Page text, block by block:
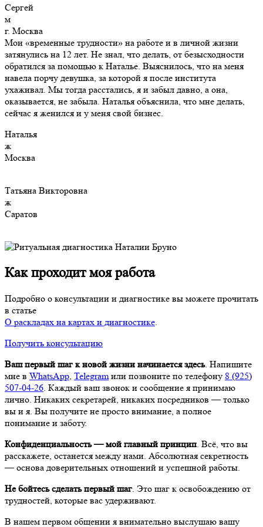
Сергей
м
г. Москва
Мои «временные трудности» на работе и в личной жизни
затянулись на 12 лет. Не знал, что делать, от безысходности
обратился за помощью к Наталье. Выяснилось, что на меня
навела порчу девушка, за которой я после института
ухаживал. Мы тогда расстались, я и забыл давно, а она,
оказывается, не забыла. Наталья объяснила, что мне делать,
сейчас я женился и у меня свой бизнес.
Наталья
ж
Москва
Татьяна Викторовна
ж
Саратов
Как проходит моя работа
Подробно о консультации и диагностике вы можете прочитать
в статье
О раскладах на картах и диагностике
Получить консультацию
Ваш первый шаг к новой жизни начинается здесь. Напишите
мне в WhatsApp Telegram или позвоните по телефону 8 (925)
507-04-26 . Каждый ваш звонок и сообщение я принимаю
лично. Никаких секретарей, никаких посредников — только
вы и я. Вы получите не просто внимание, а полное
понимание и заботу.
Конфиденциальность — мой главный принцип . Всё, что вы
расскажете, останется между нами. Абсолютная секретность
— основа доверительных отношений и успешной работы.
Не бойтесь сделать первый шаг. Это шаг к освобождению от
трудностей, которые вас удерживают.
В нашем первом общении я внимательно выслушаю вашу